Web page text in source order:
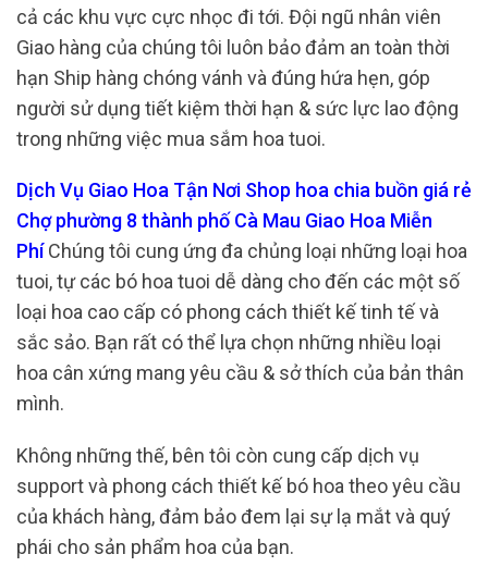
cả các khu vực cực nhọc đi tới. Đội ngũ nhân viên
Giao hàng của chúng tôi luôn bảo đảm an toàn thời
hạn Ship hàng chóng vánh và đúng hứa hẹn, góp
người sử dụng tiết kiệm thời hạn & sức lực lao động
trong những việc mua sắm hoa tuoi.
Dịch Vụ Giao Hoa Tận Nơi Shop hoa chia buồn giá rẻ
Chợ phường 8 thành phố Cà Mau Giao Hoa Miễn
PhíChúng tôi cung ứng đa chủng loại những loại hoa
tuoi, tự các bó hoa tuoi dễ dàng cho đến các một số
loại hoa cao cấp có phong cách thiết kế tinh tế và
sắc sảo. Bạn rất có thể lựa chọn những nhiều loại
hoa cân xứng mang yêu cầu & sở thích của bản thân
mình.
Không những thế, bên tôi còn cung cấp dịch vụ
support và phong cách thiết kế bó hoa theo yêu cầu
của khách hàng, đảm bảo đem lại sự lạ mắt và quý
phái cho sản phẩm hoa của bạn.